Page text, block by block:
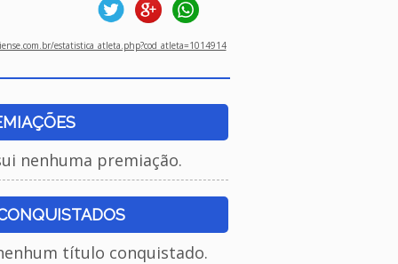
estatistica_atleta.php?cod_atleta=1014914
nenhuma premiação.
título conquistado.